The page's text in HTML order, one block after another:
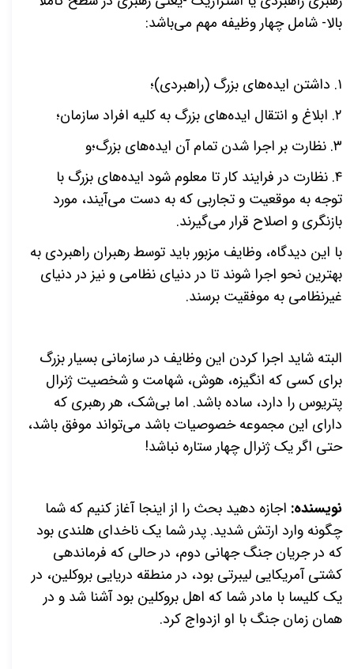
بالا- شامل چهار وظیفه مهم می‌باشد:
۱. داشتن ایده‌های بزرگ (راهبردی)؛
۲. ابلاغ و انتقال ایده‌های بزرگ به کلیه افراد سازمان؛
۳. نظارت بر اجرا شدن تمام آن ایده‌های بزرگ؛و
۴. نظارت در فرایند کار تا معلوم شود ایده‌های بزرگ با
توجه به موقعیت و تجاربی که به دست می‌آیند، مورد
بازنگری و اصلاح قرار می‌گیرند.
با این دیدگاه، وظایف مزبور باید توسط رهبران راهبردی به
بهترین نحو اجرا شوند تا در دنیای نظامی و نیز در دنیای
غیر‌نظامی به موفقیت برسند.
البته شاید اجرا کردن این وظایف در سازمانی بسیار بزرگ
برای کسی که انگیزه، هوش، شهامت و شخصیت ژنرال
پتریوس را دارد، ساده باشد. اما بی‌شک، هر رهبری که
دارای این مجموعه خصوصیات باشد می‌تواند موفق باشد،
حتی اگر یک ژنرال چهار ستاره نباشد!
نویسنده: اجازه دهید بحث را از اینجا آغاز کنیم که شما
چگونه وارد ارتش شدید. پدر شما یک ناخدای هلندی بود
که در جریان جنگ جهانی دوم، در حالی که فرماندهی
کشتی آمریکایی لیبرتی بود، در منطقه دریایی بروکلین، در
یک کلیسا با مادر شما که اهل بروکلین بود آشنا شد و در
همان زمان جنگ با او ازدواج کرد.